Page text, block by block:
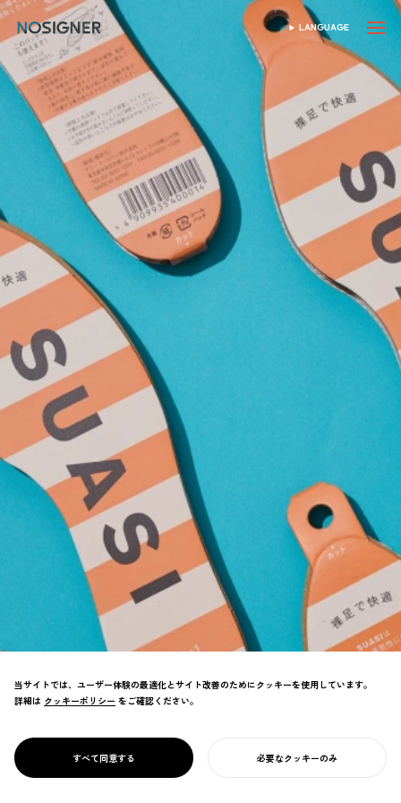
ホーム SELECT LANGUAGE
LANGUAGE
PROJECT
SUASI
製品となる環境に配慮した設計で重量を92％
当サイトでは、ユーザー体験の最適化とサイト改善のためにクッキーを使用しています。
詳細は クッキーポリシー
クッキーポリシー をご確認ください。
すべて同意する 必要なクッキーのみ